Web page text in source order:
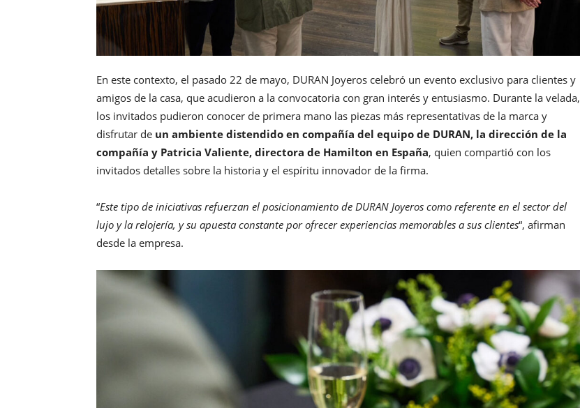
En este contexto, el pasado 22 de mayo, DURAN Joyeros celebró un evento exclusivo para clientes y
amigos de la casa, que acudieron a la convocatoria con gran interés y entusiasmo. Durante la velada,
los invitados pudieron conocer de primera mano las piezas más representativas de la marca y
disfrutar de un ambiente distendido en compañía del equipo de DURAN, la dirección de la
compañía y Patricia Valiente, directora de Hamilton en España, quien compartió con los
invitados detalles sobre la historia y el espíritu innovador de la firma.
“Este tipo de iniciativas refuerzan el posicionamiento de DURAN Joyeros como referente en el sector del
lujo y la relojería, y su apuesta constante por ofrecer experiencias memorables a sus clientes“, afirman
desde la empresa.